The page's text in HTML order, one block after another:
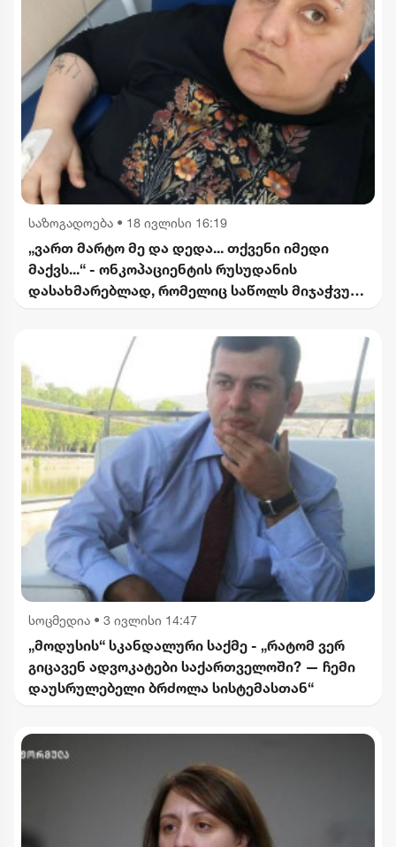
საზოგადოება • 18 ივლისი 16:19
„ვართ მარტო მე და დედა... თქვენი იმედი
მაქვს...“ - ონკოპაციენტის რუსუდანის
დასახმარებლად, რომელიც საწოლს მიჯაჭვულ
სოცმედია • 3 ივლისი 14:47
„მოდუსის“ სკანდალური საქმე - „რატომ ვერ
გიცავენ ადვოკატები საქართველოში? — ჩემი
დაუსრულებელი ბრძოლა სისტემასთან“